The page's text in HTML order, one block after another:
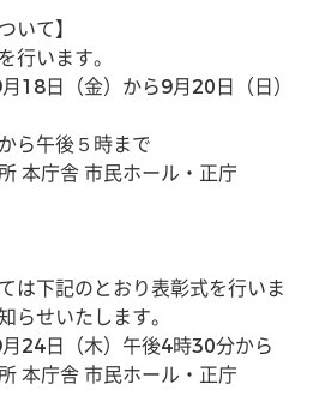
いて】
行います。
18日（金）から9月20日（日）
ら午後５時まで
本庁舎 市民ホール・正庁
は下記のとおり表彰式を行いま
らせいたします。
24日（木）午後4時30分から
本庁舎 市民ホール・正庁